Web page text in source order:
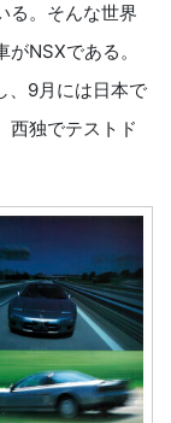
る。そんな世界
NSXである。
、9月には日本で
西独でテストド